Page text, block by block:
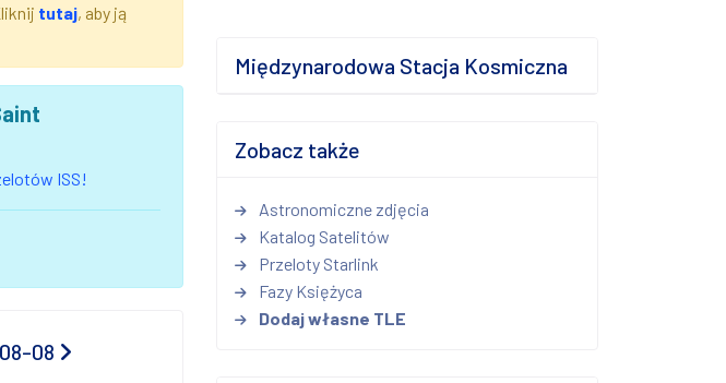
tutaj, aby ją
ISS!
08
Międzynarodowa Stacja Kosmiczna
Zobacz także
Astronomiczne zdjęcia
Katalog Satelitów
Przeloty Starlink
Fazy Księżyca
Dodaj własne TLE